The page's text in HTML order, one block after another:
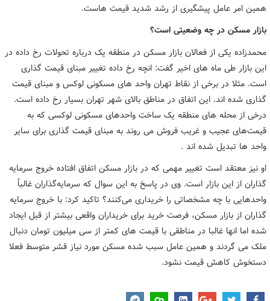
همین امر عامل پیشگیری از رشد شدید قیمت هاست.
بازار مسکن در چه وضعیتی است؟
محمدزاده یکی از فعالان بازار مسکن در منطقه یک درباره تحولات رخ داده در
این بازار طی ماه های اخیر گفت: انچه رخ داده تغییر مبنای قیمت گذاری
است. مثلا در برخی از نقاط تهران واحد های مسکونی لوکس و مبنای قیمت
گذاری شده اند. این اتفاق در مناطق بالای شهر تهران بسیار رخ داده است.
درخی از محله های منطقه یک ساخت واحدهای مسکونی لوکسی که به
قیمت‌های عجیب و غریب فروش می روند به مبنای قیمت گذاری برای سایر
واحد ها تبدیل شده اند .
او نیز معتقد است تغییر مهمی که در بازار مسکن اتفاق افتاده خروج سرمایه
گذاران از این بازار است. وی در پاسخ به این سوال که سرمایه‌گذاران غالباً
واحدهایی با چه مشخصاتی را خریداری می‌کنند؟ تاکید کرد: با خروج سرمایه
گذاران از بازار مسکن، فرصت خرید برای خریداران واقعی بیشتر از قبل ایجاد
شده اما انها غالبا در مناطقی با قیمت های کمتر از سی میلیون تومان دنبال
ملک می گردند و همین عامل سبب شده مسکن مورد نیاز قشر متوسط فعلا
دستخوش کاهش قیمت نشود.